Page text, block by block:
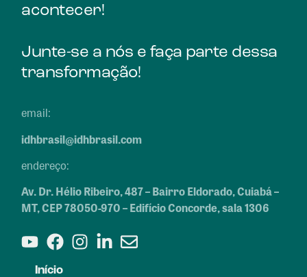
acontecer!
Junte-se a nós e faça parte dessa
transformação!
email:
idhbrasil@idhbrasil.com
endereço:
Av. Dr. Hélio Ribeiro, 487 – Bairro Eldorado, Cuiabá –
MT, CEP 78050-970 – Edifício Concorde, sala 1306
Início